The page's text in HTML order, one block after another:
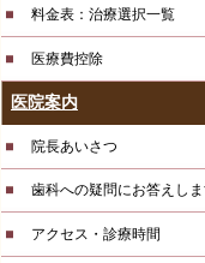
料金表：治療選択一覧
医療費控除
医院案内
院長あいさつ
歯科への疑問にお答えし
アクセス・診療時間